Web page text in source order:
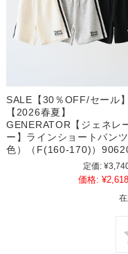
SALE【30％OFF/セール】
【2026春夏】
GENERATOR【ジェネレ
ー】ラインショートパン
色）（F(160-170)）
定価:
価格: ¥2,618